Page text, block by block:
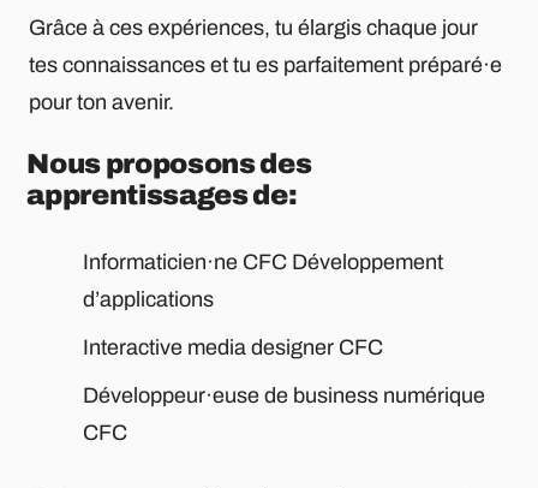
Grâce à ces expériences, tu élargis chaque jour
tes connaissances et tu es parfaitement préparé·e
pour ton avenir.
Nous proposons des
apprentissages de:
Informaticien·ne CFC Développement
d’applications
Interactive media designer CFC
Développeur·euse de business numérique
CFC